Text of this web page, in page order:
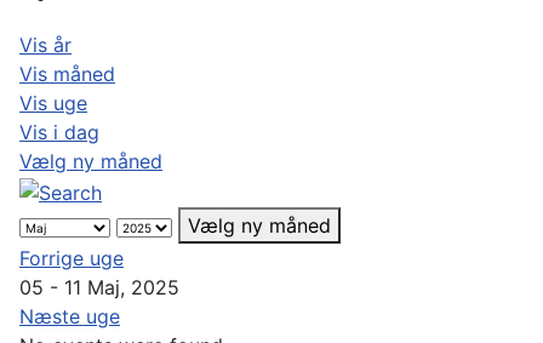
Vis år
Vis måned
Vis uge
Vis i dag
Vælg ny måned
Vælg ny måned
Forrige uge
05 - 11 Maj, 2025
Næste uge